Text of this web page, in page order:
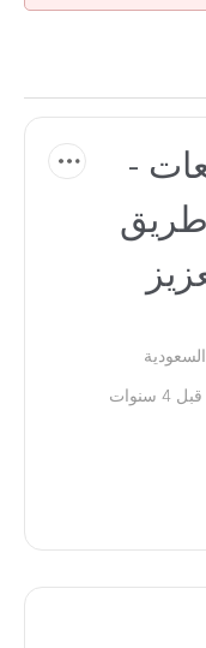
-
طريق
سنوات